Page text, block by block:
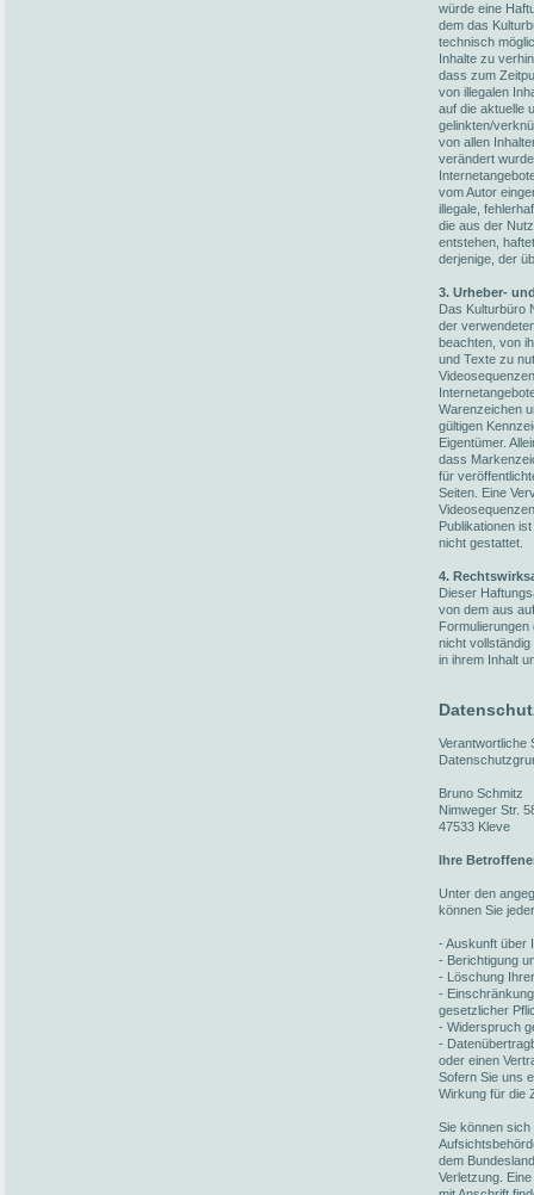
würde eine
dem das
technisch
Inhalte zu
dass zum
von illegalen
auf die aktuelle
gelinkten/
von allen
verändert
vom Autor
illegale,
die aus der
entstehen,
derjenige, der
3. Urheber-
Das Kulturbüro
der
beachten, von
und Texte zu
Warenzeichen
gültigen
Eigentümer.
dass
für
Seiten. Eine
Publikationen
nicht gestattet.
4.
Dieser
von dem aus
nicht
in ihrem Inhalt
Verantwortliche
Bruno Schmitz
Nimweger Str.
47533 Kleve
Ihre
Unter den
können Sie
- Auskunft über
- Berichtigung
- Löschung
-
gesetzlicher
- Widerspruch
-
oder einen
Sofern Sie uns
Wirkung für die
Sie können
dem
Verletzung.